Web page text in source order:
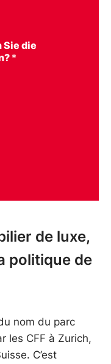
Sie die
*
de luxe,
politique de
nom du parc
les CFF à Zurich,
C’est